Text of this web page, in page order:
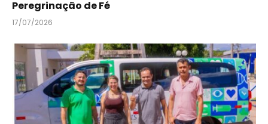
Peregrinação de Fé
17/07/2026